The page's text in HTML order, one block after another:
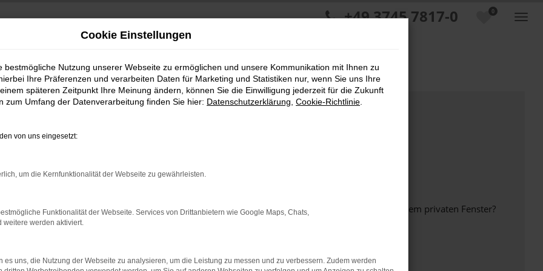
0
+49 3745 7817-0
bestimmter Seiten verhindern. Funktioniert die Seite in einem anderen Browser oder in einem privaten Fenster?
beheben.
auf dem neuesten Stand sind.
Cookie Einstellungen
bestmögliche Nutzung unserer Webseite zu ermöglichen und unsere Kommunikation mit Ihnen zu
Ihre Präferenzen und verarbeiten Daten für Marketing und Statistiken nur, wenn Sie uns Ihre
späteren Zeitpunkt Ihre Meinung ändern, können Sie die Einwilligung jederzeit für die Zukunft
zum Umfang der Datenverarbeitung finden Sie hier: Datenschutzerklärung Cookie-Richtlinie
von uns eingesetzt:
um die Kernfunktionalität der Webseite zu gewährleisten.
Funktionalität der Webseite. Services von Drittanbietern wie Google Maps, Chats,
weitere werden aktiviert.
es uns, die Nutzung der Webseite zu analysieren, um die Leistung zu messen und zu verbessern. Zudem werden